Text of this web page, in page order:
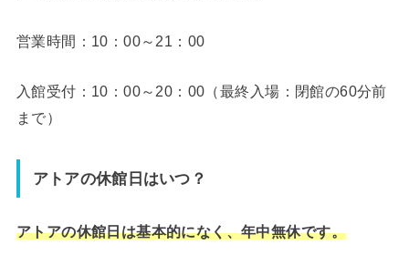
営業時間：10：00～21：00
入館受付：10：00～20：00（最終入場：閉館の60分前
まで）
アトアの休館日はいつ？
アトアの休館日は基本的になく、年中無休です。